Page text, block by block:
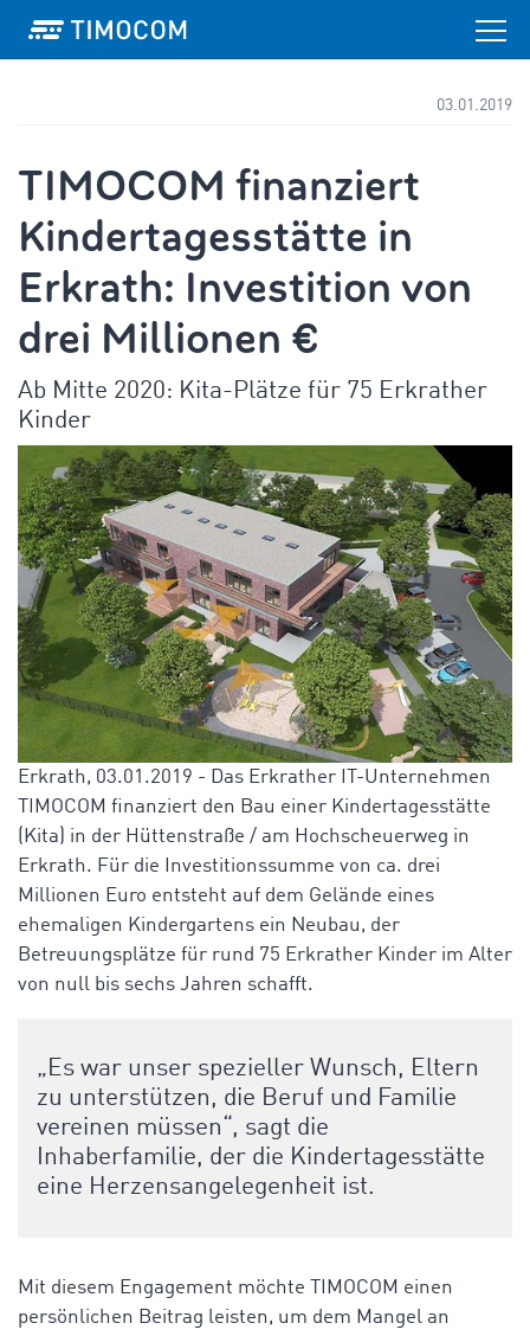
03.01.2019
TIMOCOM finanziert
Kindertagesstätte in
Erkrath: Investition von
drei Millionen €
Ab Mitte 2020: Kita-Plätze für 75 Erkrather
Kinder
Erkrath, 03.01.2019 - Das Erkrather IT-Unternehmen
TIMOCOM finanziert den Bau einer Kindertagesstätte
(Kita) in der Hüttenstraße / am Hochscheuerweg in
Erkrath. Für die Investitionssumme von ca. drei
Millionen Euro entsteht auf dem Gelände eines
ehemaligen Kindergartens ein Neubau, der
Betreuungsplätze für rund 75 Erkrather Kinder im Alter
von null bis sechs Jahren schafft.
„Es war unser spezieller Wunsch, Eltern
zu unterstützen, die Beruf und Familie
vereinen müssen“, sagt die
Inhaberfamilie, der die Kindertagesstätte
eine Herzensangelegenheit ist.
Mit diesem Engagement möchte TIMOCOM einen
persönlichen Beitrag leisten, um dem Mangel an